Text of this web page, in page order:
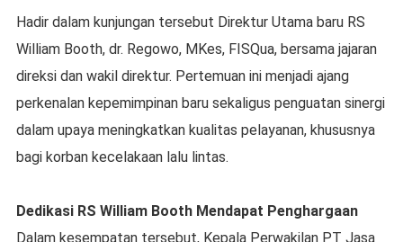
Hadir dalam kunjungan tersebut Direktur Utama baru RS
William Booth, dr. Regowo, MKes, FISQua, bersama jajaran
direksi dan wakil direktur. Pertemuan ini menjadi ajang
perkenalan kepemimpinan baru sekaligus penguatan sinergi
dalam upaya meningkatkan kualitas pelayanan, khususnya
bagi korban kecelakaan lalu lintas.
Dedikasi RS William Booth Mendapat Penghargaan
Dalam kesempatan tersebut, Kepala Perwakilan PT Jasa